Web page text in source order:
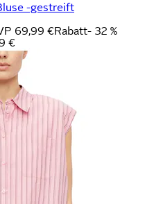
-gestreift
69,99 €Rabatt- 32 %
€